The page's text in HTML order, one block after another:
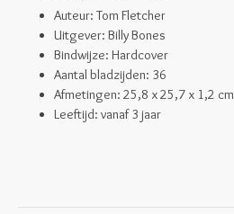
Auteur: Tom Fletcher
Uitgever: Billy Bones
Bindwijze: Hardcover
Aantal bladzijden: 36
Afmetingen: 25,8 x 25,7 x 1,2 cm
Leeftijd: vanaf 3 jaar